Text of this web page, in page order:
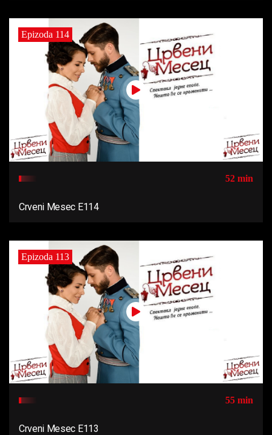
Epizoda 114
52 min
Crveni Mesec E114
Epizoda 113
55 min
Crveni Mesec E113